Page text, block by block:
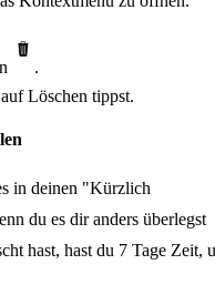
.
Löschen tippst.
in deinen "Kürzlich
du es dir anders überlegst
hast, hast du 7 Tage Zeit,